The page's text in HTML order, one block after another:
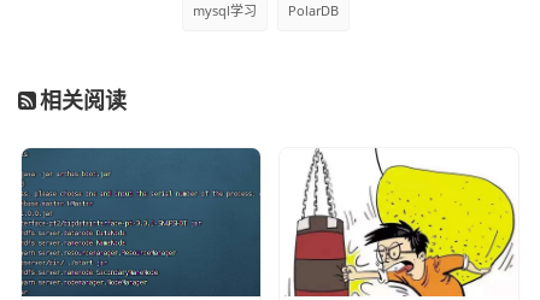
在图文的最后一行会显示当前安装的polardb的端口、账户
名和密码，只会显示一次，因此在安装完之后一定要记下
来。然后随便找个客户端登录即可，这里我们采用navicat进
mysql学习 PolarDB
相关阅读